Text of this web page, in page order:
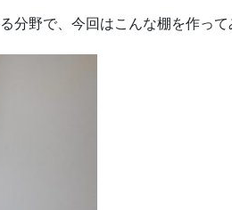
分野で、今回はこんな棚を作って